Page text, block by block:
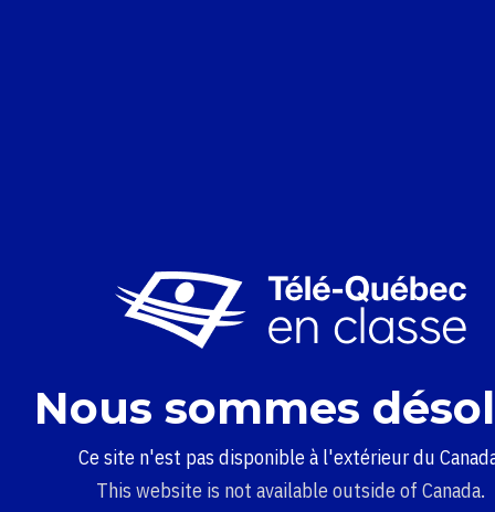
Nous sommes
Ce site n'est pas disponible à l'extérieur du
This website is not available outside of Canada.